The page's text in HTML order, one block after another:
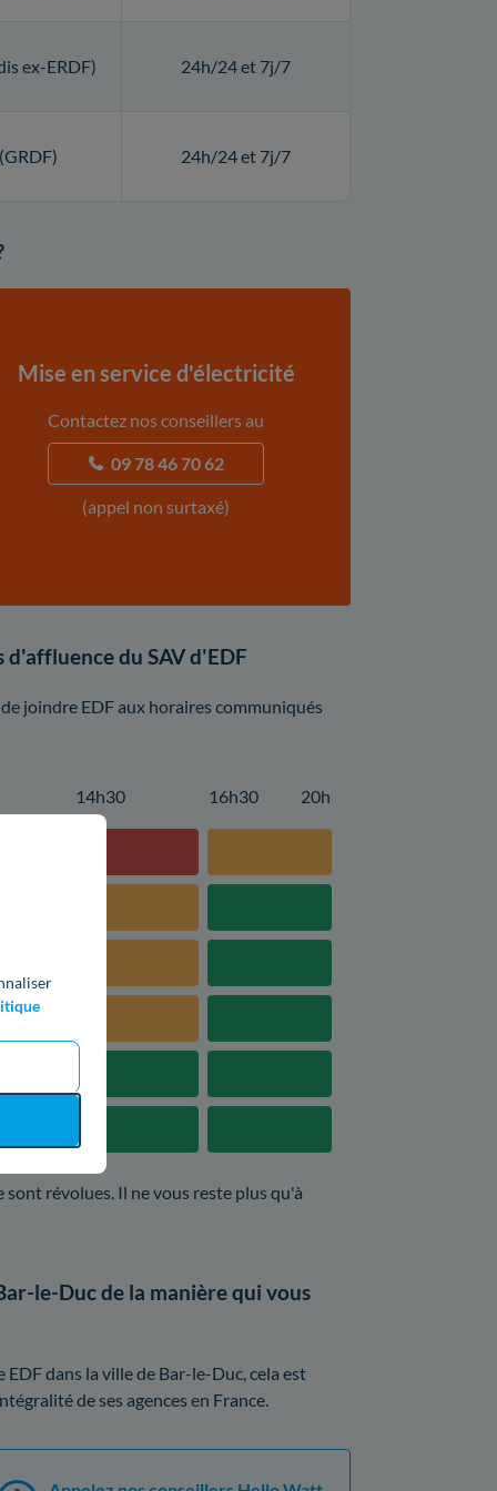
ex-ERDF) 24h/24 et 7j/7
24h/24 et 7j/7
Mise en service d'électricité
Contactez nos conseillers au
09 78 46 70 62
(appel non surtaxé)
du SAV d'EDF
joindre EDF aux horaires communiqués
14h30 16h30 20h
révolues. Il ne vous reste plus qu'à
le-Duc de la manière qui vous
dans la ville de Bar-le-Duc, cela est
de ses agences en France.